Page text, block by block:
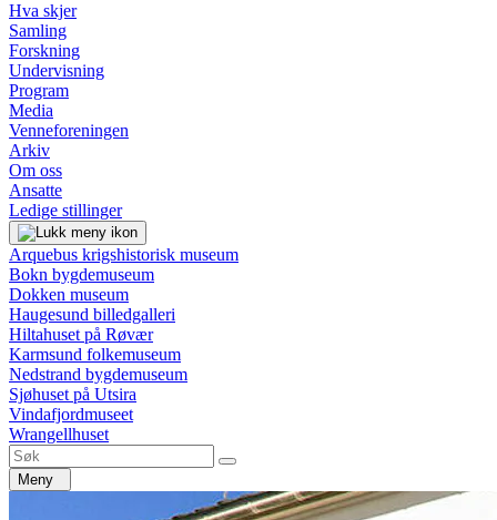
Hva skjer
Samling
Forskning
Undervisning
Program
Media
Venneforeningen
Arkiv
Om oss
Ansatte
Ledige stillinger
Arquebus krigshistorisk museum
Bokn bygdemuseum
Dokken museum
Haugesund billedgalleri
Hiltahuset på Røvær
Karmsund folkemuseum
Nedstrand bygdemuseum
Sjøhuset på Utsira
Vindafjordmuseet
Wrangellhuset
Meny